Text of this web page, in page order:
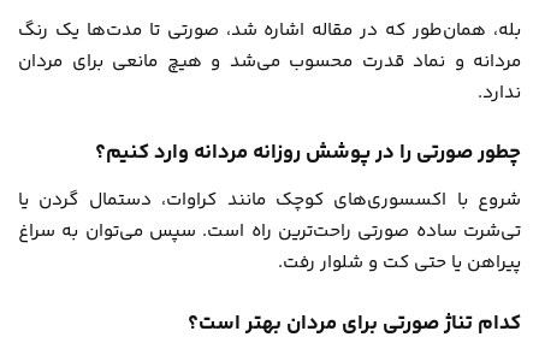
بله، همان‌طور که در مقاله اشاره شد، صورتی تا مدت‌ها یک رنگ
مردانه و نماد قدرت محسوب می‌شد و هیچ مانعی برای مردان
ندارد.
چطور صورتی را در پوشش روزانه مردانه وارد کنیم؟
شروع با اکسسوری‌های کوچک مانند کراوات، دستمال گردن یا
تی‌شرت ساده صورتی راحت‌ترین راه است. سپس می‌توان به سراغ
پیراهن یا حتی کت و شلوار رفت.
کدام تناژ صورتی برای مردان بهتر است؟